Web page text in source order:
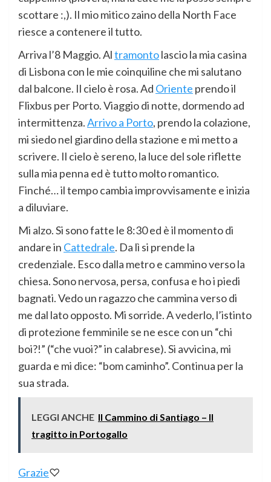
scottare :,). Il mio mitico zaino della North Face
riesce a contenere il tutto.
Arriva l’8 Maggio. Altramontolascio la mia casina
di Lisbona con le mie coinquiline che mi salutano
dal balcone. Il cielo è rosa. Ad Oriente prendo il
Flixbus per Porto. Viaggio di notte, dormendo ad
intermittenza.Arrivo a Porto, prendo la colazione,
mi siedo nel giardino della stazione e mi metto a
scrivere. Il cielo è sereno, la luce del sole riflette
sulla mia penna ed è tutto molto romantico.
Finché… il tempo cambia improvvisamente e inizia
a diluviare.
Mi alzo. Si sono fatte le 8:30 ed è il momento di
andare in Cattedrale. Da lì si prende la
credenziale. Esco dalla metro e cammino verso la
chiesa. Sono nervosa, persa, confusa e ho i piedi
bagnati. Vedo un ragazzo che cammina verso di
me dal lato opposto. Mi sorride. A vederlo, l’istinto
di protezione femminile se ne esce con un “chi
boi?!” (“che vuoi?” in calabrese). Si avvicina, mi
guarda e mi dice: “bom caminho”. Continua per la
sua strada.
LEGGI ANCHE Il Cammino di Santiago – Il
tragitto in Portogallo
Grazie♡